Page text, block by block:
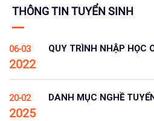
THÔNG TIN TUYỂN SINH
06-03
2022
QUY TRÌNH NHẬP HỌC
20-02
2025
DANH MỤC NGHỀ